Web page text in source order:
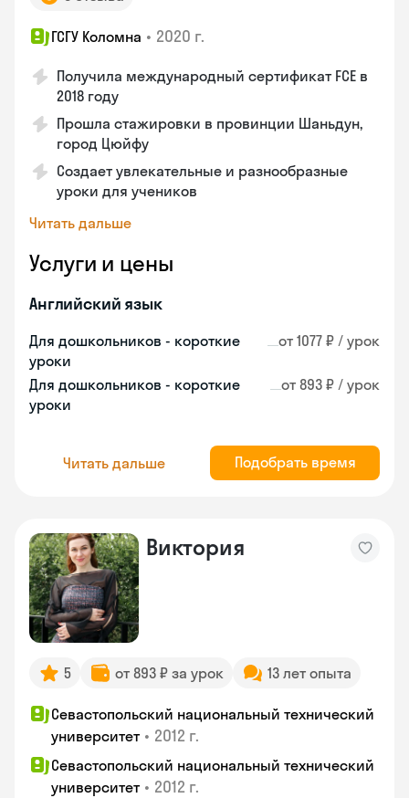
ГСГУ Коломна • 2020 г.
Получила международный сертификат FCE в
2018 году
Прошла стажировки в провинции Шаньдун,
город Цюйфу
Создает увлекательные и разнообразные
уроки для учеников
Читать дальше
Услуги и цены
Английский язык
Для дошкольников - короткие
уроки
от 1077 ₽ / урок
Для дошкольников - короткие
уроки
от 893 ₽ / урок
Читать дальше Подобрать время
Виктория
5 от 893 ₽ за урок 13 лет опыта
Севастопольский национальный технический
университет • 2012 г.
Севастопольский национальный технический
университет • 2012 г.